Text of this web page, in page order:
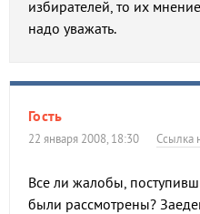
избирателей, то их
надо уважать.
Гость
22 января 2008, 18:30 Ссылка
Все ли жалобы,
были рассмотрены?